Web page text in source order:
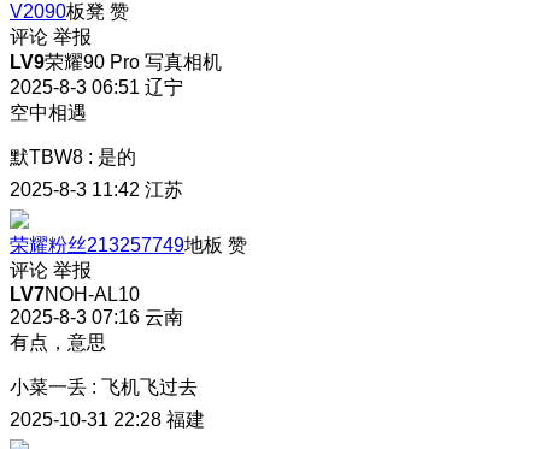
V2090板凳 赞
评论 举报
LV9荣耀90 Pro 写真相机
2025-8-3 06:51 辽宁
空中相遇
默TBW8 : 是的
2025-8-3 11:42 江苏
荣耀粉丝213257749地板 赞
评论 举报
LV7NOH-AL10
2025-8-3 07:16 云南
有点，意思
小菜一丢 : 飞机飞过去
2025-10-31 22:28 福建